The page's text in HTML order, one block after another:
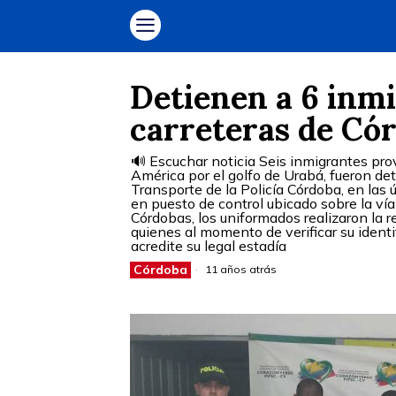
Detienen a 6
carreteras de
🔊 Escuchar noticia Seis inmigrantes
América por el golfo de Urabá, fueron
Transporte de la Policía Córdoba, en
en puesto de control ubicado sobre la
Córdobas, los uniformados realizaron la
quienes al momento de verificar su
acredite su legal estadía
Córdoba 11 años atrás